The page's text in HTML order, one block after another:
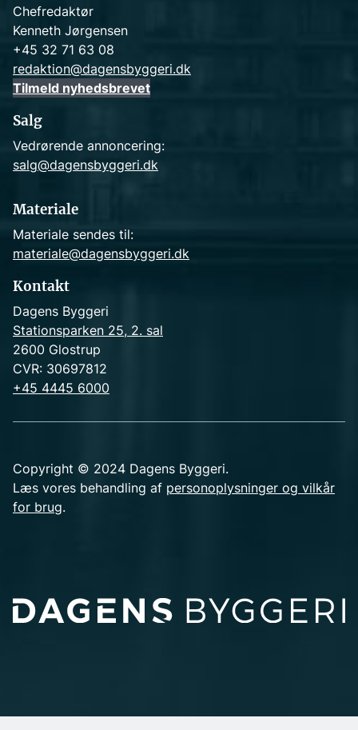
Chefredaktør
Kenneth Jørgensen
+45 32 71 63 08
redaktion@dagensbyggeri.dk
Tilmeld nyhedsbrevet
Salg
Vedrørende annoncering:
salg@dagensbyggeri.dk
Materiale
Materiale sendes til:
materiale@dagensbyggeri.dk
Kontakt
Dagens Byggeri
Stationsparken 25, 2. sal
2600 Glostrup
CVR: 30697812
+45 4445 6000
Copyright © 2024 Dagens Byggeri.
Læs vores behandling af personoplysninger og vilkår
for brug.